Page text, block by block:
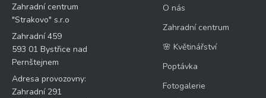
Zahradní centrum
"Strakovo" s.r.o
Zahradní 459
593 01 Bystřice nad
Pernštejnem
Adresa provozovny:
Zahradní 291
O nás
Zahradní centrum
🌸 Květinářství
Poptávka
Fotogalerie